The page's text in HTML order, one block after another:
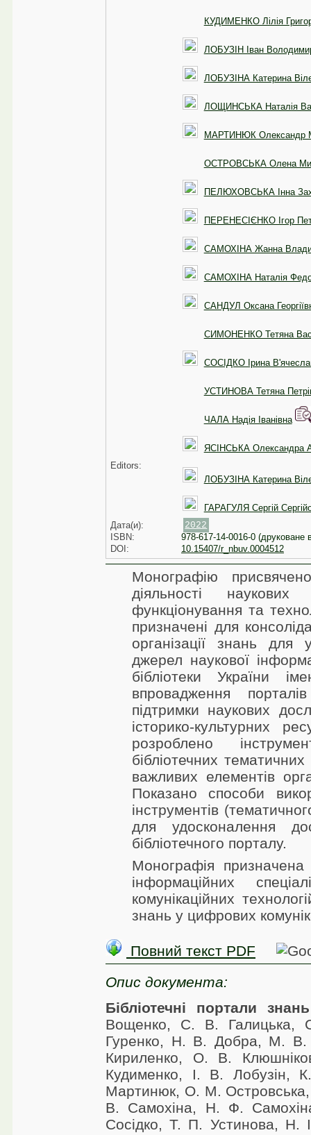
КУДИМЕНКО Лілія
ЛОБУЗІН Іван
ЛОБУЗІНА Катерина
ЛОЩИНСЬКА Наталія
МАРТИНЮК Олександр
ОСТРОВСЬКА Олена
ПЕЛЮХОВСЬКА Інна
ПЕРЕНЕСІЄНКО Ігор
САМОХІНА Жанна
САМОХІНА Наталія
САНДУЛ Оксана
СИМОНЕНКО Тетяна
СОСІДКО Ірина
УСТИНОВА Тетяна
ЧАЛА Надія Іванівна
ЯСІНСЬКА Олександра
Editors:
ЛОБУЗІНА Катерина
ГАРАГУЛЯ Сергій
Дата(и):
2022
ISBN:
978-617-14-0016-0 (друковане
DOI:
10.15407/r_nbuv.0004512
Монографію
діяльності наукових
функціонування та
призначені для
організації знань
джерел наукової
бібліотеки України
впровадження
підтримки наукових
історико-культурних
розроблено
бібліотечних
важливих елементів
Показано способи
інструментів
для удосконалення
бібліотечного порталу.
Монографія
інформаційних
комунікаційних
знань у цифрових
Повний текст PDF
Опис документа:
Бібліотечні портали
Вощенко, С. В.
Гуренко, Н. В. Добра, М.
Кириленко, О. В.
Кудименко, І. В.
Мартинюк, О. М.
В. Самохіна, Н. Ф.
Сосідко, Т. П. Устинова,